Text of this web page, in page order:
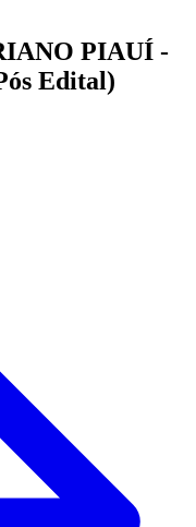
PIAUÍ -
Edital)